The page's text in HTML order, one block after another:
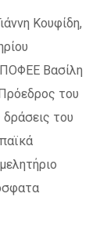
Κουφίδη,
ΠΟΦΕΕ Βασίλη
του
δράσεις του